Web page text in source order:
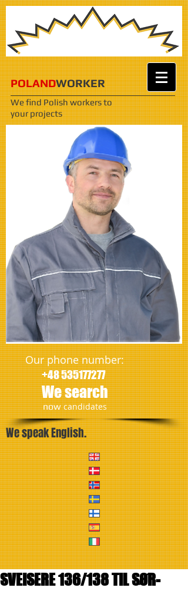
POLANDWORKER
We find Polish workersto
your projects
Our phone number:
+48 535177277
We search
​nowcandidates
We speak English.
SVEISERE 136/138 TIL SØR-